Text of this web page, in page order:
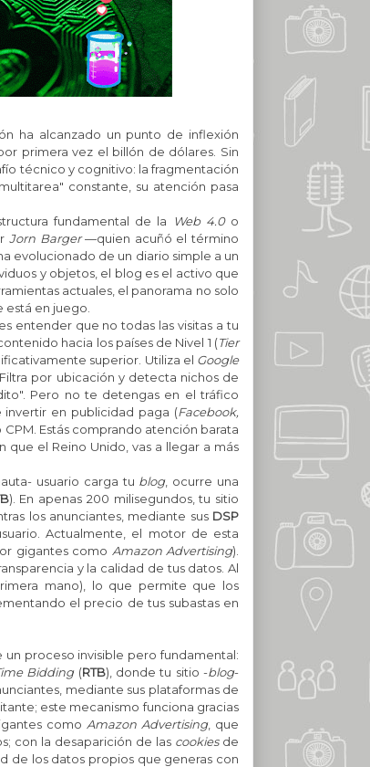
ha alcanzado un punto de inflexión
primera vez el billón de dólares. Sin
técnico y cognitivo: la fragmentación
constante, su atención pasa
fundamental de la Web 4.0o
Jorn Barger—quien acuñó el término
evolucionado de un diario simple a un
y objetos, el blog es el activo que
actuales, el panorama no solo
en juego.
entender que no todas las visitas a tu
hacia los países de Nivel 1 (Tier
superior. Utiliza el Google
por ubicación y detecta nichos de
Pero no te detengas en el tráfico
invertir en publicidad paga (Facebook,
Estás comprando atención barata
que el Reino Unido, vas a llegar a más
usuario carga tu blog, ocurre una
). En apenas 200 milisegundos, tu sitio
los anunciantes, mediante sus DSP
Actualmente, el motor de esta
gigantes como Amazon Advertising).
y la calidad de tus datos. Al
mano), lo que permite que los
el precio de tus subastas en
proceso invisible pero fundamental:
Bidding(RTB), donde tu sitio -blog-
mediante sus plataformas de
este mecanismo funciona gracias
como Amazon Advertising, que
con la desaparición de las cookiesde
de los datos propios que generas con